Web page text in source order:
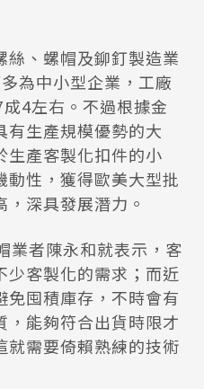
絲、螺帽及鉚釘製造業
為中小型企業，工廠
4左右。不過根據金
有生產規模優勢的大
生產客製化扣件的小
動性，獲得歐美大型批
深具發展潛力。
業者陳永和就表示，客
少客製化的需求；而近
免囤積庫存，不時會有
，能夠符合出貨時限才
就需要倚賴熟練的技術